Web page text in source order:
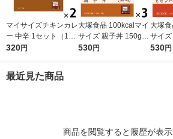
マイサイズチキンカレ
ー 中辛 1セット（1個
（100g）×2） 100k
320円
大塚食品 100kcalマイ
サイズ 親子丼 150g 3
個 カロリーコントロ
530円
大塚
サイ
90g 3個 カロリーコン
530円
最近見た商品
商品を閲覧すると履歴が表